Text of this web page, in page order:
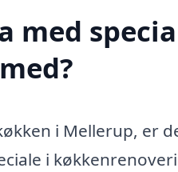
med
i Mellerup, er
i